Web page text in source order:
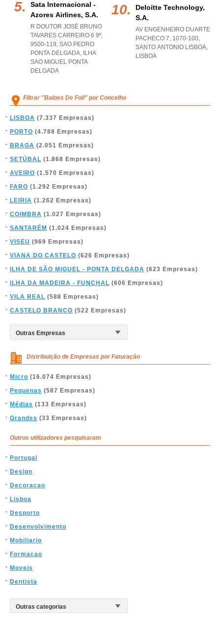
Sata Internacional -
Azores Airlines, S.a.
R DOUTOR JOSÉ BRUNO
TAVARES CARREIRO 6 9º,
9500-119, SAO PEDRO
PONTA DELGADA, ILHA
SAO MIGUEL PONTA
DELGADA
Deloitte Technology,
S.a.
AV ENGENHEIRO DUARTE
PACHECO 7, 1070-100,
SANTO ANTONIO LISBOA,
LISBOA
Filtrar "Baloes De Foil" por Concelho
LISBOA (7.337 Empresas)
PORTO (4.788 Empresas)
BRAGA (2.051 Empresas)
SETÚBAL (1.868 Empresas)
AVEIRO (1.570 Empresas)
FARO (1.292 Empresas)
LEIRIA (1.262 Empresas)
COIMBRA (1.027 Empresas)
SANTARÉM (1.024 Empresas)
VISEU (969 Empresas)
VIANA DO CASTELO (626 Empresas)
ILHA DE SÃO MIGUEL - PONTA DELGADA (623 Empresas)
ILHA DA MADEIRA - FUNCHAL (606 Empresas)
VILA REAL (588 Empresas)
CASTELO BRANCO (522 Empresas)
Distribuição de Empresas por Faturação
Micro (16.074 Empresas)
Pequenas (587 Empresas)
Médias (133 Empresas)
Grandes (33 Empresas)
Outros utilizadores pesquisaram
Portugal
Design
Decoracao
Lisboa
Desporto
Desenvolvimento
Mobiliario
Formacao
Moveis
Dentista